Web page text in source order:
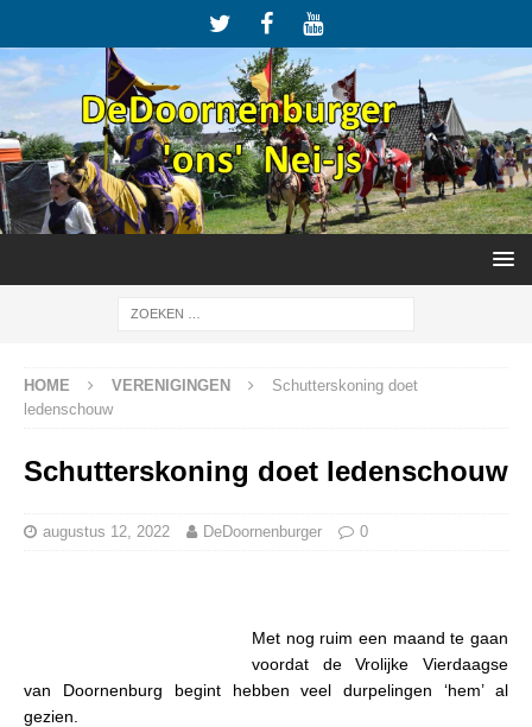
HOME VERENIGINGEN
Schutterskoning doet
ledenschouw
Schutterskoning doet ledenschouw
augustus 12, 2022 DeDoornenburger 0
Met nog ruim een maand te gaan
voordat de Vrolijke Vierdaagse
van Doornenburg begint hebben veel durpelingen ‘hem’ al
gezien.